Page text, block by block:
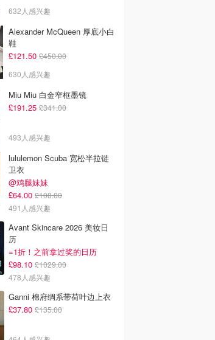
632人感兴趣
Alexander McQueen 厚底小白
鞋
£121.50 £450.00
630人感兴趣
Miu Miu 白金窄框墨镜
£191.25 £341.00
493人感兴趣
lululemon Scuba 宽松半拉链
卫衣
@鸡腿妹妹
£64.00 £108.00
491人感兴趣
Avant Skincare 2026 美妆日
历
=1折！之前拿过奖的日历
£98.10 £1029.00
478人感兴趣
Ganni 棉府绸系带荷叶边上衣
£37.80 £135.00